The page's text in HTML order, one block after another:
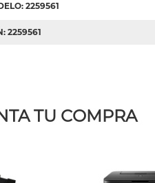
2259561
2259561
TU COMPRA